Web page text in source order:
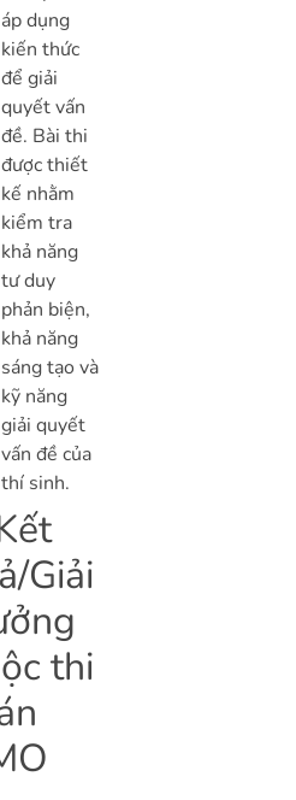
áp dụng
kiến thức
để giải
quyết vấn
đề. Bài thi
được thiết
kế nhằm
kiểm tra
khả năng
tư duy
phản biện,
khả năng
sáng tạo và
kỹ năng
giải quyết
vấn đề của
thí sinh.
Giải
thi